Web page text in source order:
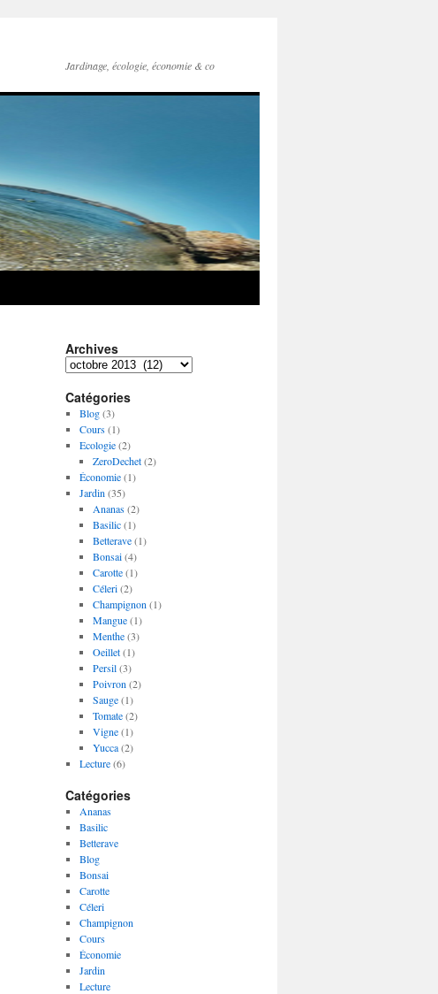
Jardinage, écologie, économie & co
Archives
Archives
Catégories
Blog(3)
Cours(1)
Ecologie(2)
ZeroDechet(2)
Économie(1)
Jardin (35)
Ananas(2)
Basilic(1)
Betterave(1)
Bonsai(4)
Carotte(1)
Céleri(2)
Champignon (1)
Mangue(1)
Menthe(3)
Oeillet(1)
Persil(3)
Poivron (2)
Sauge(1)
Tomate(2)
Vigne(1)
Yucca(2)
Lecture(6)
Catégories
Ananas
Basilic
Betterave
Blog
Bonsai
Carotte
Céleri
Champignon
Cours
Économie
Jardin
Lecture